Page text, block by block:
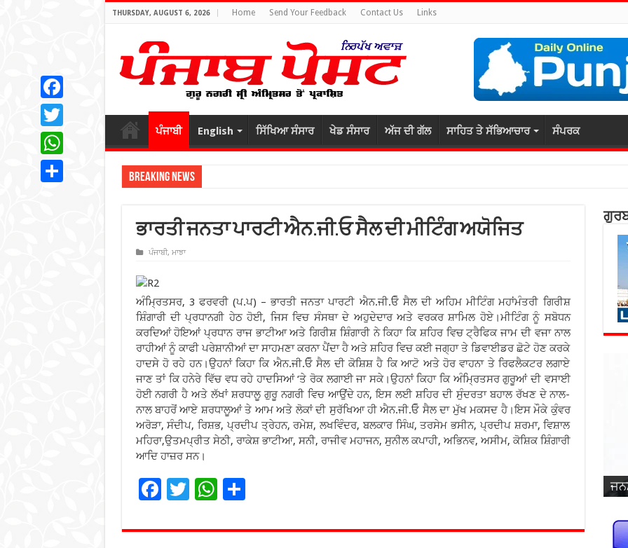
THURSDAY, AUGUST 6, 2026 Home Send Your Feedback Contact Us Links
ਪੰਜਾਬੀ English ਸਿੱਖਿਆ ਸੰਸਾਰ ਖੇਡ ਸੰਸਾਰ ਅੱਜ ਦੀ ਗੱਲ ਸਾਹਿਤ ਤੇ ਸੱਭਿਆਚਾਰ ਸੰਪਰਕ
Breaking News
ਭਾਰਤੀ ਜਨਤਾ ਪਾਰਟੀ ਐਨ.ਜੀ.ਓ ਸੈਲ ਦੀ ਮੀਟਿੰਗ ਅਯੋਜਿਤ
ਪੰਜਾਬੀ, ਮਾਝਾ
ਅੰਮ੍ਰਿਤਸਰ, 3 ਫਰਵਰੀ (ਪ.ਪ) – ਭਾਰਤੀ ਜਨਤਾ ਪਾਰਟੀ ਐਨ.ਜੀ.ਓੋ ਸੈਲ ਦੀ ਅਹਿਮ ਮੀਟਿੰਗ ਮਹਾਂਮੰਤਰੀ ਗਿਰੀਸ਼
ਸ਼ਿੰਗਾਰੀ ਦੀ ਪ੍ਰਧਾਨਗੀ ਹੇਠ ਹੋਈ, ਜਿਸ ਵਿਚ ਸੰਸਥਾ ਦੇ ਅਹੁਦੇਦਾਰ ਅਤੇ ਵਰਕਰ ਸ਼ਾਮਿਲ ਹੋਏ।ਮੀਟਿੰਗ ਨੂੰ ਸਬੋਧਨ
ਕਰਦਿਆਂ ਹੋਇਆਂ ਪ੍ਰਧਾਨ ਰਾਜ ਭਾਟੀਆ ਅਤੇ ਗਿਰੀਸ਼ ਸ਼ਿੰਗਾਰੀ ਨੇ ਕਿਹਾ ਕਿ ਸ਼ਹਿਰ ਵਿਚ ਟ੍ਰੈਫਿਕ ਜਾਮ ਦੀ ਵਜਾ ਨਾਲ
ਰਾਹੀਆਂ ਨੂੰ ਕਾਫੀ ਪਰੇਸ਼ਾਨੀਆਂ ਦਾ ਸਾਹਮਣਾ ਕਰਨਾ ਪੈਂਦਾ ਹੈ ਅਤੇ ਸ਼ਹਿਰ ਵਿਚ ਕਈ ਜਗ੍ਹਾ ਤੇ ਡਿਵਾਈਡਰ ਛੋਟੇ ਹੋਣ ਕਰਕੇ
ਹਾਦਸੇ ਹੋ ਰਹੇ ਹਨ।ਉਹਨਾਂ ਕਿਹਾ ਕਿ ਐਨ.ਜੀ.ਓੋ ਸੈਲ ਦੀ ਕੋਸ਼ਿਸ਼ ਹੈ ਕਿ ਆਟੋ ਅਤੇ ਹੋਰ ਵਾਹਨਾ ਤੇ ਰਿਫਲੈਕਟਰ ਲਗਾਏ
ਜਾਣ ਤਾਂ ਕਿ ਹਨੇਰੇ ਵਿੱਚ ਵਧ ਰਹੇ ਹਾਦਸਿਆਂ ‘ਤੇ ਰੋਕ ਲਗਾਈ ਜਾ ਸਕੇ।ਉਹਨਾਂ ਕਿਹਾ ਕਿ ਅੰਮ੍ਰਿਤਸਰ ਗੁਰੂਆਂ ਦੀ ਵਸਾਈ
ਹੋਈ ਨਗਰੀ ਹੈ ਅਤੇ ਲੱਖਾਂ ਸ਼ਰਧਾਲੂ ਗੁਰੂ ਨਗਰੀ ਵਿਚ ਆਉਂਦੇ ਹਨ, ਇਸ ਲਈ ਸ਼ਹਿਰ ਦੀ ਸੁੰਦਰਤਾ ਬਹਾਲ ਰੱਖਣ ਦੇ ਨਾਲ-
ਨਾਲ ਬਾਹਰੋਂ ਆਏ ਸ਼ਰਧਾਲੂਆਂ ਤੇ ਆਮ ਅਤੇ ਲੋਕਾਂ ਦੀ ਸੁਰੱਖਿਆ ਹੀ ਐਨ.ਜੀ.ਓੋ ਸੈਲ ਦਾ ਮੁੱਖ ਮਕਸਦ ਹੈ।ਇਸ ਮੌਕੇ ਕੁੰਵਰ
ਅਰੋੜਾ, ਸੰਦੀਪ, ਰਿਸ਼ਭ, ਪ੍ਰਦੀਪ ਤ੍ਰੇਹਨ, ਰਮੇਸ਼, ਲਖਵਿੰਦਰ, ਬਲਕਾਰ ਸਿੰਘ, ਤਰਸੇਮ ਭਸੀਨ, ਪ੍ਰਦੀਪ ਸ਼ਰਮਾ, ਵਿਸ਼ਾਲ
ਮਹਿਰਾ,ਉਤਮਪ੍ਰੀਤ ਸੇਠੀ, ਰਾਕੇਸ਼ ਭਾਟੀਆ, ਸਨੀ, ਰਾਜੀਵ ਮਹਾਜਨ, ਸੁਨੀਲ ਕਪਾਹੀ, ਅਭਿਨਵ, ਅਸੀਮ, ਕੋਸ਼ਿਕ ਸ਼ਿੰਗਾਰੀ
ਆਦਿ ਹਾਜ਼ਰ ਸਨ।
F
e
T
tt
W
at
S
ar
Facebook
Twitter
WhatsApp